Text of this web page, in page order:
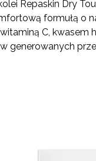
Repaskin Dry
formułą o
C, kwasem
generowanych